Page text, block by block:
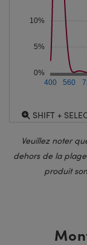
400 560
0%
5%
10%
SHIFT +
Veuillez noter
dehors de la
produit